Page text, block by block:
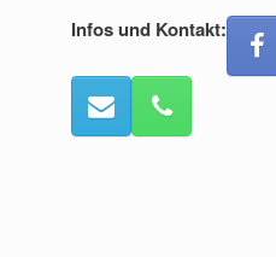
Infos und Kontakt: